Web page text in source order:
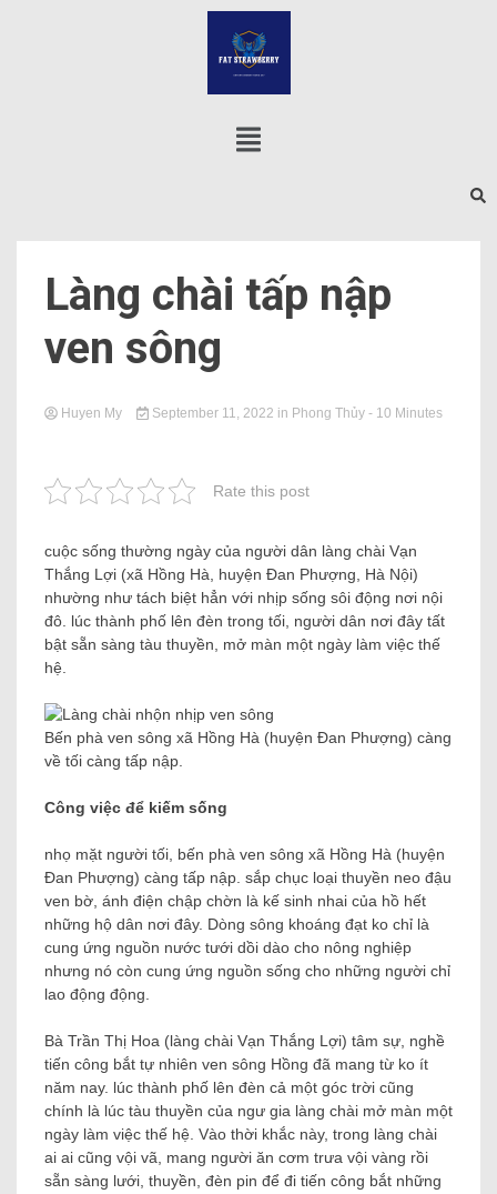
Làng chài tấp nập
ven sông
Huyen My September 11, 2022 in Phong Thủy - 10 Minutes
Rate this post
cuộc sống thường ngày của người dân làng chài Vạn
Thắng Lợi (xã Hồng Hà, huyện Đan Phượng, Hà Nội)
nhường như tách biệt hẳn với nhịp sống sôi động nơi nội
đô. lúc thành phố lên đèn trong tối, người dân nơi đây tất
bật sẵn sàng tàu thuyền, mở màn một ngày làm việc thế
hệ.
Bến phà ven sông xã Hồng Hà (huyện Đan Phượng) càng
về tối càng tấp nập.
Công việc để kiếm sống
nhọ mặt người tối, bến phà ven sông xã Hồng Hà (huyện
Đan Phượng) càng tấp nập. sắp chục loại thuyền neo đậu
ven bờ, ánh điện chập chờn là kế sinh nhai của hồ hết
những hộ dân nơi đây. Dòng sông khoáng đạt ko chỉ là
cung ứng nguồn nước tưới dồi dào cho nông nghiệp
nhưng nó còn cung ứng nguồn sống cho những người chỉ
lao động động.
Bà Trần Thị Hoa (làng chài Vạn Thắng Lợi) tâm sự, nghề
tiến công bắt tự nhiên ven sông Hồng đã mang từ ko ít
năm nay. lúc thành phố lên đèn cả một góc trời cũng
chính là lúc tàu thuyền của ngư gia làng chài mở màn một
ngày làm việc thế hệ. Vào thời khắc này, trong làng chài
ai ai cũng vội vã, mang người ăn cơm trưa vội vàng rồi
sẵn sàng lưới, thuyền, đèn pin để đi tiến công bắt những